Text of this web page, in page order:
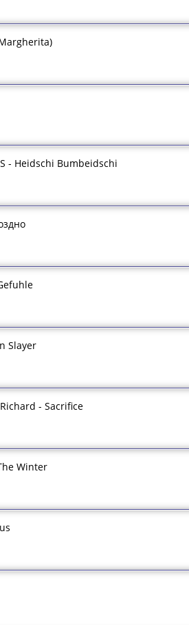
- Heidschi Bumbeidschi
Slayer
Richard - Sacrifice
Winter